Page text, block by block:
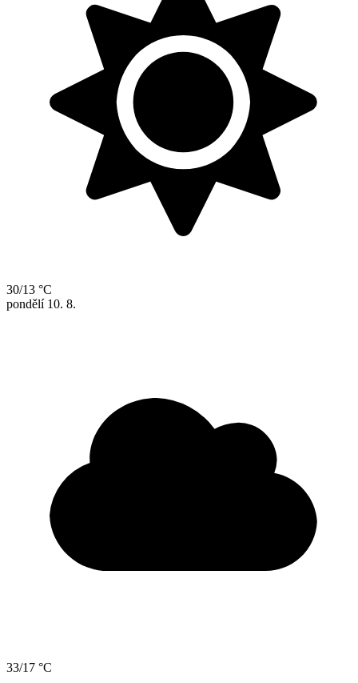
30/13 °C
pondělí 10. 8.
33/17 °C